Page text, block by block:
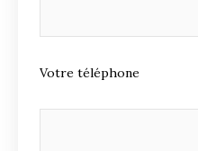
Votre téléphone